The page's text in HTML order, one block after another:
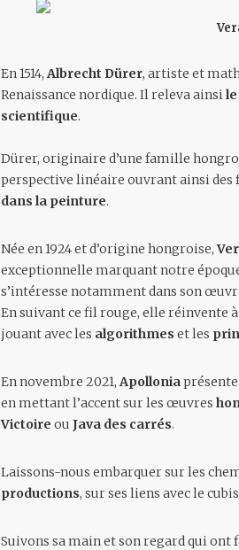
En 1514, Albrecht Dürer, artiste et
Renaissance nordique. Il releva ainsi
scientifique.
Dürer, originaire d’une famille
perspective linéaire ouvrant ainsi des
dans la peinture.
Née en 1924 et d’origine hongroise,
exceptionnelle marquant notre époque
s’intéresse notamment dans son
En suivant ce fil rouge, elle réinvente
jouant avec les algorithmes et les
En novembre 2021, Apollonia
en mettant l’accent sur les œuvres
Victoire ou Java des carrés.
Laissons-nous embarquer sur les
productions, sur ses liens avec le
Suivons sa main et son regard qui